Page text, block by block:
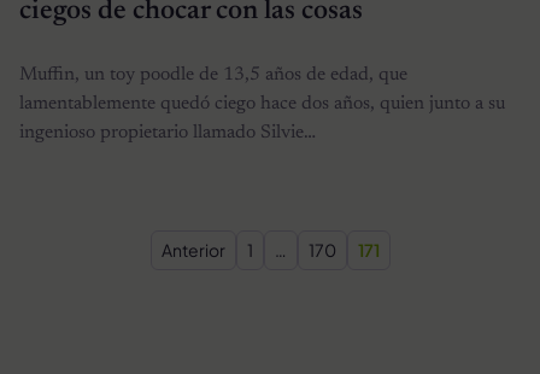
ciegos de chocar con las cosas
Muffin, un toy poodle de 13,5 años de edad, que
lamentablemente quedó ciego hace dos años, quien junto a su
ingenioso propietario llamado Silvie…
Paginación de entradas
Anterior 1 … 170 171